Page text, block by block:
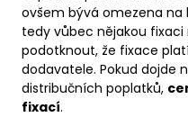
ovšem bývá omezena na
tedy vůbec nějakou
podotknout, že fixace
dodavatele. Pokud dojde
distribučních poplatků,
fixací.